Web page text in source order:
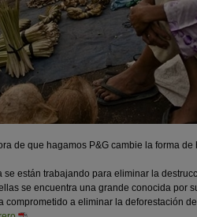
de que hagamos P&G cambie la forma de
se están trabajando para eliminar la
se encuentra una grande conocida por
comprometido a eliminar la deforestación